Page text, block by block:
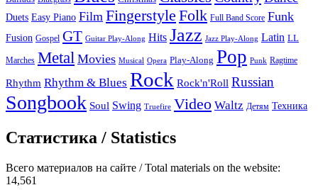
Duets Easy Piano Film Fingerstyle Folk Full Band Score Funk
Fusion Gospel GT Guitar Play-Along Hits Jazz Jazz Play-Along Latin LL
Marches Metal Movies Musical Opera Play-Along Pop Punk Ragtime
Rhythm Rhythm & Blues Rock Rock'n'Roll Russian
Songbook Soul Swing Truefire Video Waltz Детям Техника
Статистика / Statistics
Всего материалов на сайте / Total materials on the website:
14,561